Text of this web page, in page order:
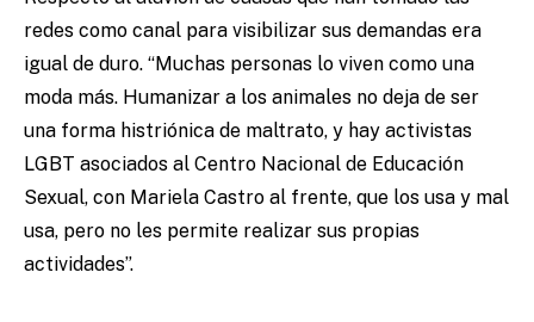
redes como canal para visibilizar sus demandas era
igual de duro. “Muchas personas lo viven como una
moda más. Humanizar a los animales no deja de ser
una forma histriónica de maltrato, y hay activistas
LGBT asociados al Centro Nacional de Educación
Sexual, con Mariela Castro al frente, que los usa y mal
usa, pero no les permite realizar sus propias
actividades”.